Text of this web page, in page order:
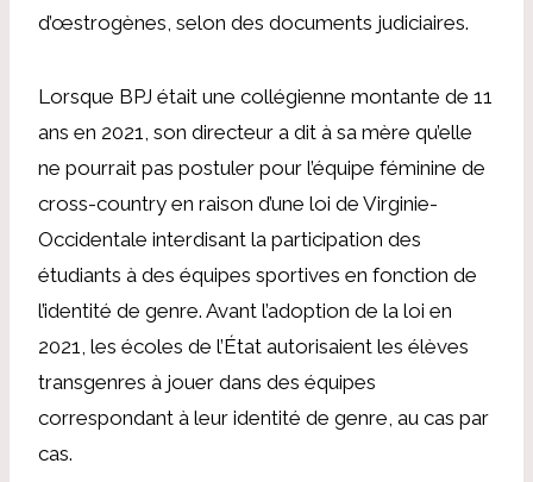
d’œstrogènes, selon des documents judiciaires.
Lorsque BPJ était une collégienne montante de 11
ans en 2021, son directeur a dit à sa mère qu’elle
ne pourrait pas postuler pour l’équipe féminine de
cross-country en raison d’une loi de Virginie-
Occidentale interdisant la participation des
étudiants à des équipes sportives en fonction de
l’identité de genre. Avant l’adoption de la loi en
2021, les écoles de l’État autorisaient les élèves
transgenres à jouer dans des équipes
correspondant à leur identité de genre, au cas par
cas.